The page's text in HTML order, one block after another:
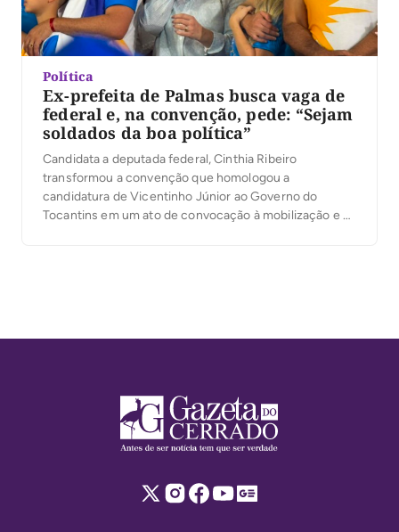
Política
Ex-prefeita de Palmas busca vaga de
federal e, na convenção, pede: “Sejam
soldados da boa política”
Candidata a deputada federal, Cinthia Ribeiro
transformou a convenção que homologou a
candidatura de Vicentinho Júnior ao Governo do
Tocantins em um ato de convocação à mobilização e à